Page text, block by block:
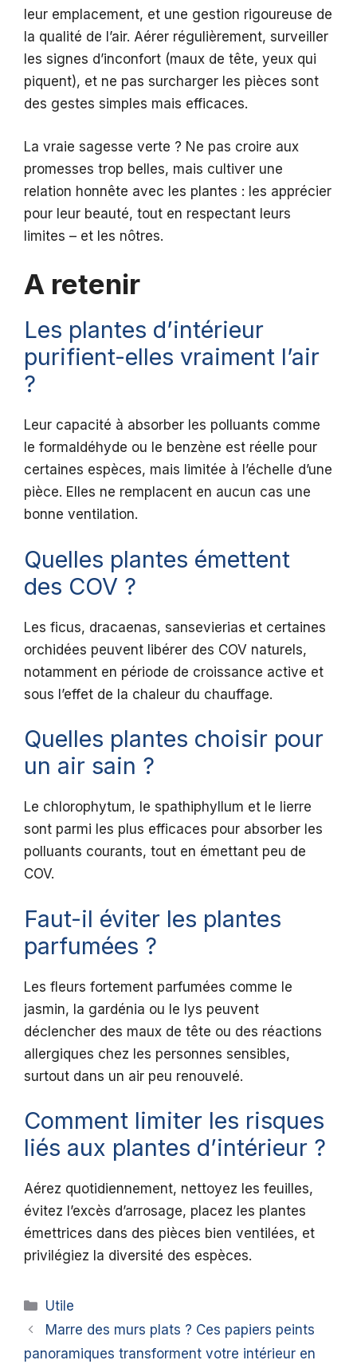
leur emplacement, et une gestion rigoureuse de
la qualité de l’air. Aérer régulièrement, surveiller
les signes d’inconfort (maux de tête, yeux qui
piquent), et ne pas surcharger les pièces sont
des gestes simples mais efficaces.
La vraie sagesse verte ? Ne pas croire aux
promesses trop belles, mais cultiver une
relation honnête avec les plantes : les apprécier
pour leur beauté, tout en respectant leurs
limites – et les nôtres.
A retenir
Les plantes d’intérieur
purifient-elles vraiment l’air
?
Leur capacité à absorber les polluants comme
le formaldéhyde ou le benzène est réelle pour
certaines espèces, mais limitée à l’échelle d’une
pièce. Elles ne remplacent en aucun cas une
bonne ventilation.
Quelles plantes émettent
des COV ?
Les ficus, dracaenas, sansevierias et certaines
orchidées peuvent libérer des COV naturels,
notamment en période de croissance active et
sous l’effet de la chaleur du chauffage.
Quelles plantes choisir pour
un air sain ?
Le chlorophytum, le spathiphyllum et le lierre
sont parmi les plus efficaces pour absorber les
polluants courants, tout en émettant peu de
COV.
Faut-il éviter les plantes
parfumées ?
Les fleurs fortement parfumées comme le
jasmin, la gardénia ou le lys peuvent
déclencher des maux de tête ou des réactions
allergiques chez les personnes sensibles,
surtout dans un air peu renouvelé.
Comment limiter les risques
liés aux plantes d’intérieur ?
Aérez quotidiennement, nettoyez les feuilles,
évitez l’excès d’arrosage, placez les plantes
émettrices dans des pièces bien ventilées, et
privilégiez la diversité des espèces.
Catégories
Utile
Marre des murs plats ? Ces papiers peints
panoramiques transforment votre intérieur en